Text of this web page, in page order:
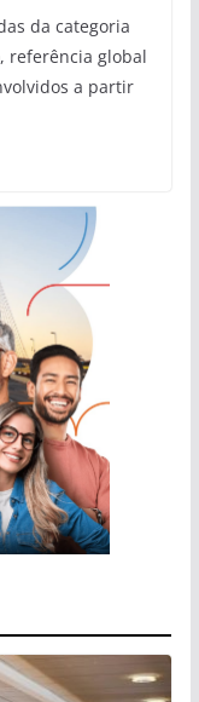
da categoria
referência global
a partir